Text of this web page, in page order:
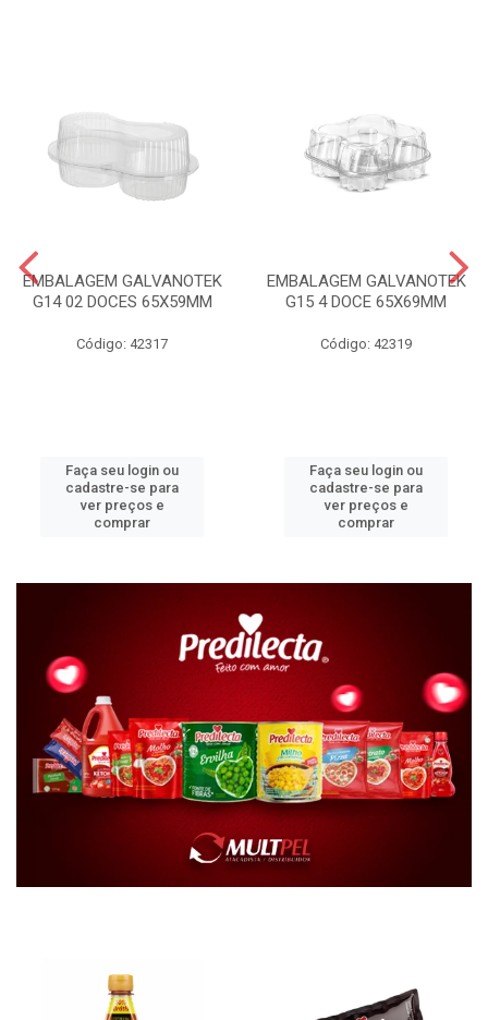
EMBALAGEM GALVANOTEK
G14 02 DOCES 65X59MM
Código: 42317
Faça seu login ou
cadastre-se para
ver preços e
comprar
EMBALAGEM GALVANOTEK
G15 4 DOCE 65X69MM
Código: 42319
Faça seu login ou
cadastre-se para
ver preços e
comprar